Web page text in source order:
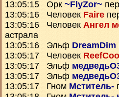
13:05:15 Орк ~FlyZor~
13:05:16 Человек Faire
13:05:16 Человек Ангел
астрала
13:05:16 Эльф DreamDim
13:05:17 Человек ReefCool
13:05:17 Эльф
13:05:17 Эльф
13:05:17 Гном Мститель-